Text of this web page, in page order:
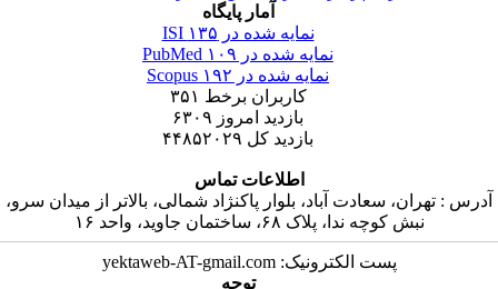
آمار پایگاه
نمایه شده در ISI ۱۳۵
نمایه شده در PubMed ۱۰۹
نمایه شده در Scopus ۱۹۲
کاربران برخط۳۵۱
بازدید امروز۶۳۰۹
بازدید کل۴۴۸۵۲۰۲۹
اطلاعات تماس
سعادت آباد، بلوار پاکنژاد شمالی، بالاتر از میدان سرو،
نبش کوچه ندا، پلاک ۶۸، ساختمان جاوید، واحد ۱۶
پست الکترونیک: yektaweb-AT-gmail.com